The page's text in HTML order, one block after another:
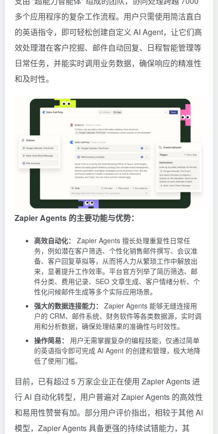
多个应用程序的复杂工作流程。用户只需使用简洁直白
的英语指令，即可轻松创建自定义 AI Agent，让它们高
效处理潜在客户挖掘、邮件自动回复、日程智能管理等
日常任务，并能实时调用业务数据，确保响应的精准性
和及时性。
Zapier Agents 的主要功能与优势：
高效自动化：
Zapier Agents 擅长处理重复性日常任
务，例如潜在客户筛选、个性化销售邮件撰写、会议准
备、客户回复草拟等，从而将人力从繁琐工作中解放出
来，显著提升工作效率。平台官方列举了简历筛选、邮
件分类、费用记录、SEO 文章生成、客户情绪分析、个
性化问候邮件生成等多个实际应用场景。
强大的数据连接能力：
Zapier Agents 能够无缝连接用
户的 CRM、邮件系统、财务软件等各类数据源，实时调
用和分析数据，确保处理结果的准确性与时效性。
操作简易：
用户无需掌握复杂的编程技能，仅通过简单
的英语指令即可完成 AI Agent 的创建和管理，极大地降
低了使用门槛。
目前，已有超过 5 万家企业正在使用 Zapier Agents 进
行 AI 自动化转型，用户普遍对 Zapier Agents 的高效性
和易用性赞誉有加。部分用户评价指出，相较于其他 AI
模型，Zapier Agents 具备更强的持续试错能力，其